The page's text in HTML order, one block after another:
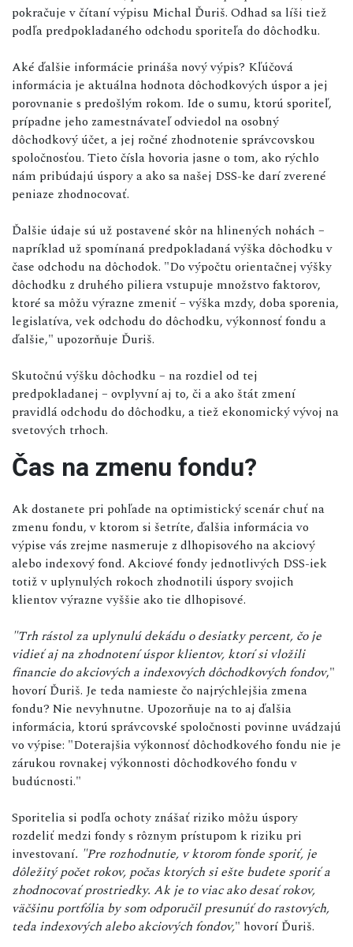
pokračuje v čítaní výpisu Michal Ďuriš. Odhad sa líši tiež
podľa predpokladaného odchodu sporiteľa do dôchodku.
Aké ďalšie informácie prináša nový výpis? Kľúčová
informácia je aktuálna hodnota dôchodkových úspor a jej
porovnanie s predošlým rokom. Ide o sumu, ktorú sporiteľ,
prípadne jeho zamestnávateľ odviedol na osobný
dôchodkový účet, a jej ročné zhodnotenie správcovskou
spoločnosťou. Tieto čísla hovoria jasne o tom, ako rýchlo
nám pribúdajú úspory a ako sa našej DSS-ke darí zverené
peniaze zhodnocovať.
Ďalšie údaje sú už postavené skôr na hlinených nohách –
napríklad už spomínaná predpokladaná výška dôchodku v
čase odchodu na dôchodok. "Do výpočtu orientačnej výšky
dôchodku z druhého piliera vstupuje množstvo faktorov,
ktoré sa môžu výrazne zmeniť – výška mzdy, doba sporenia,
legislatíva, vek odchodu do dôchodku, výkonnosť fondu a
ďalšie," upozorňuje Ďuriš.
Skutočnú výšku dôchodku – na rozdiel od tej
predpokladanej – ovplyvní aj to, či a ako štát zmení
pravidlá odchodu do dôchodku, a tiež ekonomický vývoj na
svetových trhoch.
Čas na zmenu fondu?
Ak dostanete pri pohľade na optimistický scenár chuť na
zmenu fondu, v ktorom si šetríte, ďalšia informácia vo
výpise vás zrejme nasmeruje z dlhopisového na akciový
alebo indexový fond. Akciové fondy jednotlivých DSS-iek
totiž v uplynulých rokoch zhodnotili úspory svojich
klientov výrazne vyššie ako tie dlhopisové.
"Trh rástol za uplynulú dekádu o desiatky percent, čo je
vidieť aj na zhodnotení úspor klientov, ktorí si vložili
financie do akciových a indexových dôchodkových fondov,"
hovorí Ďuriš. Je teda namieste čo najrýchlejšia zmena
fondu? Nie nevyhnutne. Upozorňuje na to aj ďalšia
informácia, ktorú správcovské spoločnosti povinne uvádzajú
vo výpise: "Doterajšia výkonnosť dôchodkového fondu nie je
zárukou rovnakej výkonnosti dôchodkového fondu v
budúcnosti."
Sporitelia si podľa ochoty znášať riziko môžu úspory
rozdeliť medzi fondy s rôznym prístupom k riziku pri
investovaní. "Pre rozhodnutie, v ktorom fonde sporiť, je
dôležitý počet rokov, počas ktorých si ešte budete sporiť a
zhodnocovať prostriedky. Ak je to viac ako desať rokov,
väčšinu portfólia by som odporučil presunúť do rastových,
teda indexových alebo akciových fondov," hovorí Ďuriš.